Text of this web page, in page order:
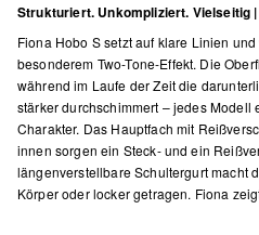
Strukturiert. Unkompliziert. Vielseitig
Fiona Hobo S setzt auf klare Linien
besonderem Two-Tone-Effekt. Die
während im Laufe der Zeit die
stärker durchschimmert – jedes Modell
Charakter. Das Hauptfach mit
innen sorgen ein Steck- und ein
längenverstellbare Schultergurt macht
Körper oder locker getragen. Fiona